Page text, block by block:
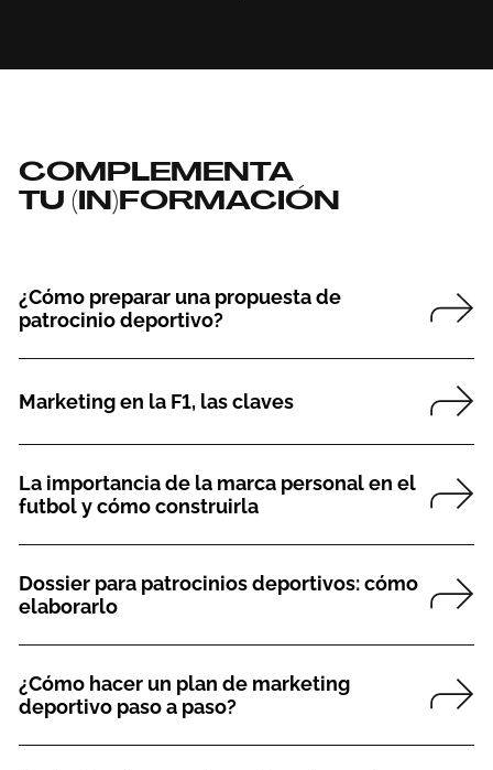
COMPLEMENTA
TU (IN)FORMACIÓN
¿Cómo preparar una propuesta de
patrocinio deportivo?
Marketing en la F1, las claves
La importancia de la marca personal en el
futbol y cómo construirla
Dossier para patrocinios deportivos: cómo
elaborarlo
¿Cómo hacer un plan de marketing
deportivo paso a paso?